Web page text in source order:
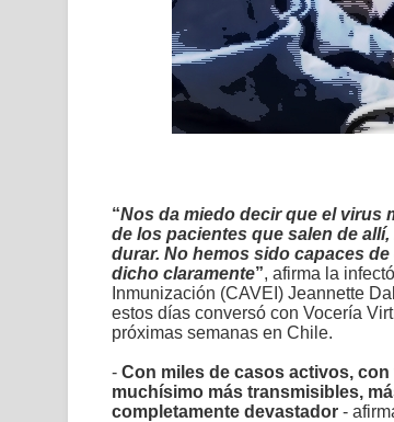
“Nos da miedo decir que el virus
de los pacientes que salen de
durar. No hemos sido capaces
dicho claramente”, afirma la
Inmunización (CAVEI) Jeannette
estos días conversó con Vocería
próximas semanas en Chile.
- Con miles de casos activos,
muchísimo más transmisibles,
completamente devastador -